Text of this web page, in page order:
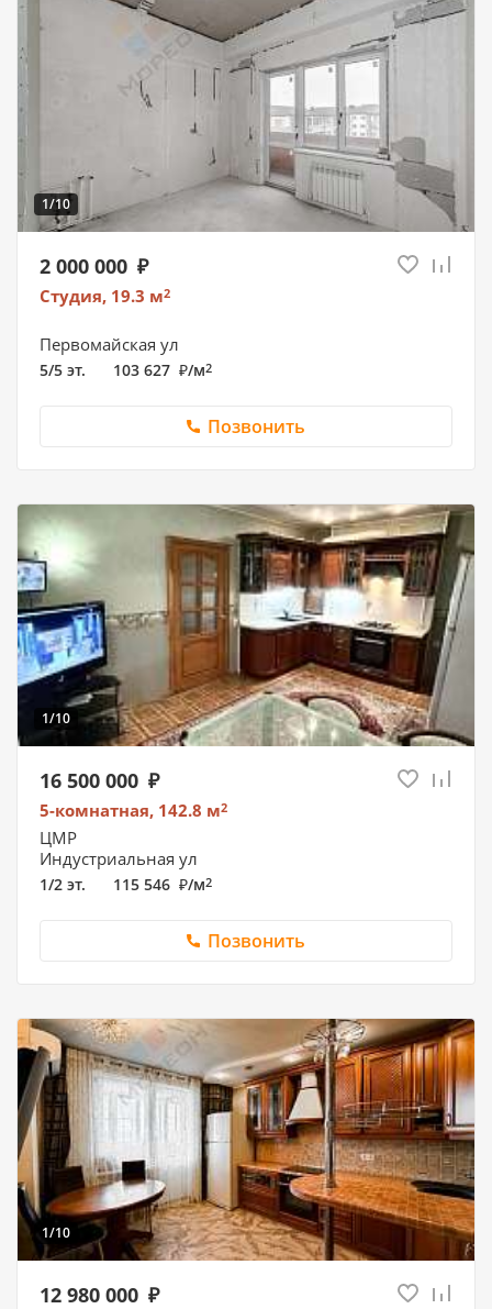
1/10
2 000 000
Студия, 19.3 м2
Первомайская ул
5/5 эт. 103 627 /м2
Позвонить
1/10
16 500 000
5-комнатная, 142.8 м2
ЦМР
Индустриальная ул
1/2 эт. 115 546 /м2
Позвонить
1/10
12 980 000